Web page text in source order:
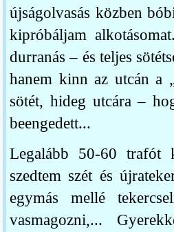
újságolvasás közben
kipróbáljam
durranás – és teljes
hanem kinn az utcán a
sötét, hideg utcára –
beengedett...
Legalább 50-60 trafót
szedtem szét és
egymás mellé
vasmagozni,...